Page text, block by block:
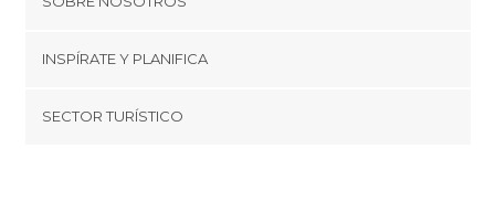
Cookies
Términos y condiciones
INSPÍRATE Y PLANIFICA
SECTOR TURÍSTICO